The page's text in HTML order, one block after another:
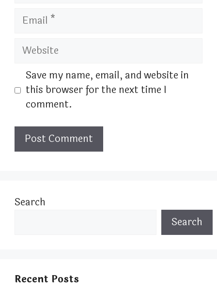
Email
Website
Save my name, email, and website in
this browser for the next time I
comment.
Search
Search
Recent Posts